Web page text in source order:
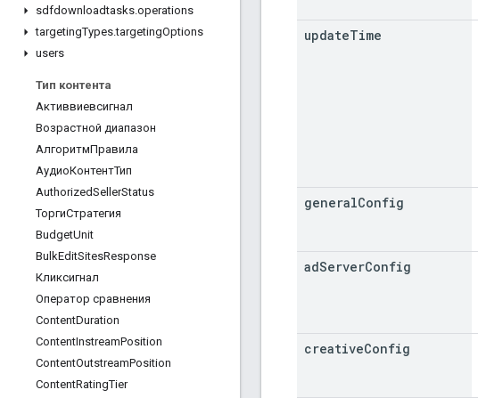
sdfdownloadtasks.operations
targetingTypes.targetingOptions
users
Тип контента
Активвиевсигнал
Возрастной диапазон
АлгоритмПравила
АудиоКонтентТип
AuthorizedSellerStatus
ТоргиСтратегия
BudgetUnit
BulkEditSitesResponse
Кликсигнал
Оператор сравнения
ContentDuration
ContentInstreamPosition
ContentOutstreamPosition
ContentRatingTier
updateTime
generalConfig
adServerConfig
creativeConfig